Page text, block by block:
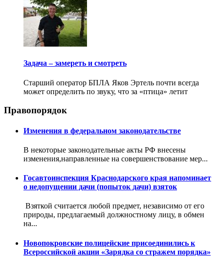
Задача – замереть и смотреть
Старший оператор БПЛА Яков Эртель почти всегда
может определить по звуку, что за «птица» летит
Правопорядок
Изменения в федеральном законодательстве
В некоторые законодательные акты РФ внесены
изменения,направленные на совершенствование мер...
Госавтоинспекция Краснодарского края напоминает
о недопущении дачи (попыток дачи) взяток
Взяткой считается любой предмет, независимо от его
природы, предлагаемый должностному лицу, в обмен
на...
Новопокровские полицейские присоединились к
Всероссийской акции «Зарядка со стражем порядка»